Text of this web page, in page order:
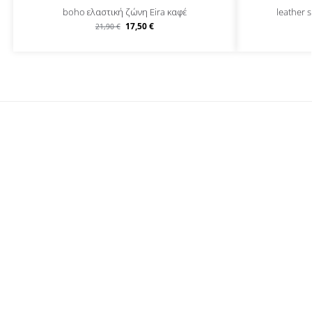
boho ελαστική ζώνη Eira καφέ
21,90€ 17,50€
leather